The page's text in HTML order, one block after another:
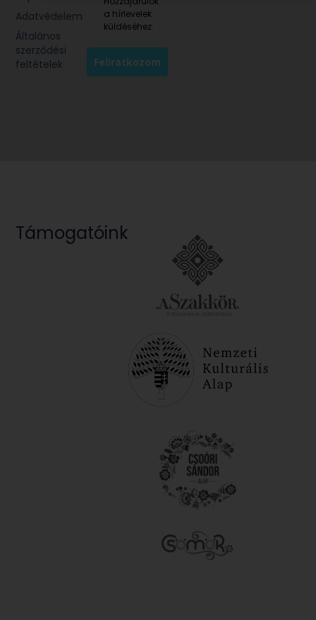
a hírlevelek
küldéséhez.
Feliratkozom
Adatvédelem
Általános
szerződési
feltételek
Támogatóink